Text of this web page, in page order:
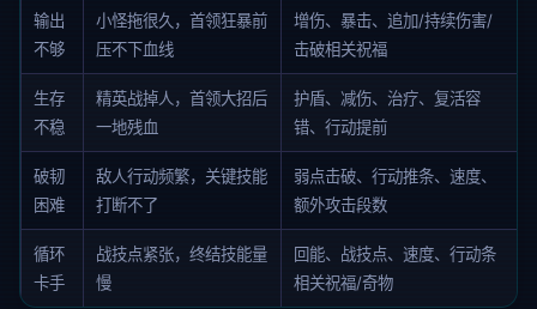
输出
不够
小怪拖很久，首领狂暴前
压不下血线
增伤、暴击、追加/持续伤害/
击破相关祝福
生存
不稳
精英战掉人，首领大招后
一地残血
护盾、减伤、治疗、复活容
错、行动提前
破韧
困难
敌人行动频繁，关键技能
打断不了
弱点击破、行动推条、速度、
额外攻击段数
循环
卡手
战技点紧张，终结技能量
慢
回能、战技点、速度、行动条
相关祝福/奇物